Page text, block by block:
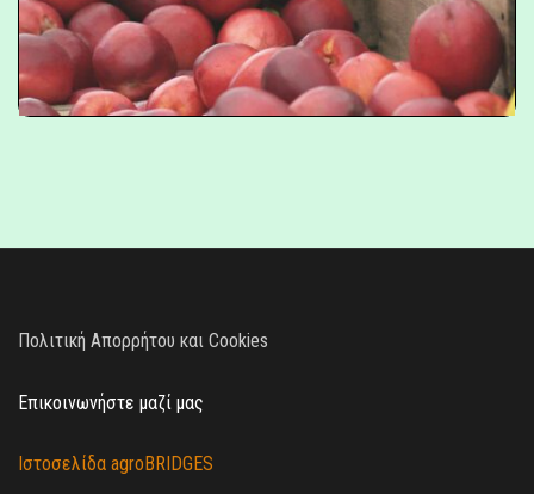
Εξερευνήστε το εργαλείο
Πολιτική Απορρήτου και Cookies
Επικοινωνήστε μαζί μας
Ιστοσελίδα agroBRIDGES